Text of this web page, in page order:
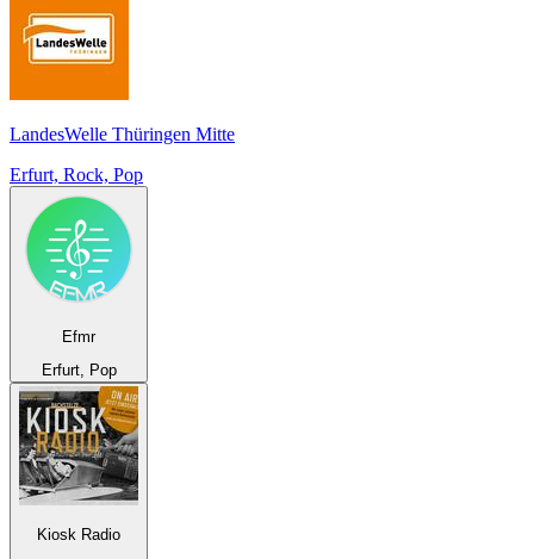
LandesWelle Thüringen Mitte
Erfurt, Rock, Pop
Efmr
Erfurt, Pop
Kiosk Radio